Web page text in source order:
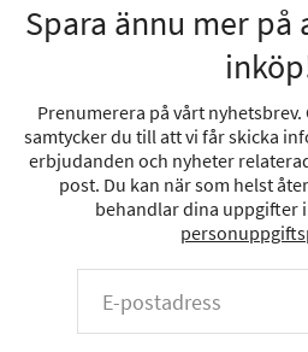
Spara ännu mer på
Prenumerera på vårt
samtycker du till att vi får skicka
erbjudanden och nyheter
post. Du kan när som helst
behandlar dina uppgifter